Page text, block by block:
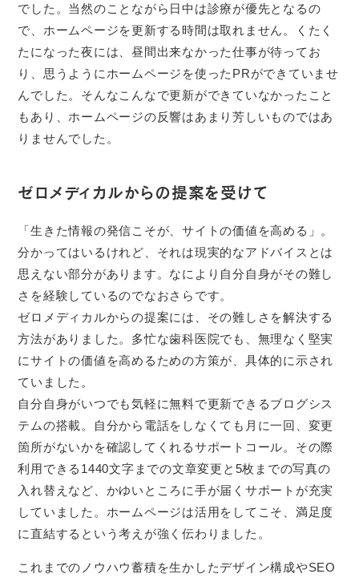
でした。当然のことながら日中は診療が優先となるの
で、ホームページを更新する時間は取れません。くたく
たになった夜には、昼間出来なかった仕事が待ってお
り、思うようにホームページを使ったPRができていませ
んでした。そんなこんなで更新ができていなかったこと
もあり、ホームページの反響はあまり芳しいものではあ
りませんでした。
ゼロメディカルからの提案を受けて
「生きた情報の発信こそが、サイトの価値を高める」。
分かってはいるけれど、それは現実的なアドバイスとは
思えない部分があります。なにより自分自身がその難し
さを経験しているのでなおさらです。
ゼロメディカルからの提案には、その難しさを解決する
方法がありました。多忙な歯科医院でも、無理なく堅実
にサイトの価値を高めるための方策が、具体的に示され
ていました。
自分自身がいつでも気軽に無料で更新できるブログシス
テムの搭載。自分から電話をしなくても月に一回、変更
箇所がないかを確認してくれるサポートコール。その際
利用できる1440文字までの文章変更と5枚までの写真の
入れ替えなど、かゆいところに手が届くサポートが充実
していました。ホームページは活用をしてこそ、満足度
に直結するという考えが強く伝わりました。
これまでのノウハウ蓄積を生かしたデザイン構成やSEO